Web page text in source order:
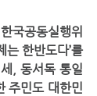
는 한반도다’를
, 동서독 통일
주민도 대한민